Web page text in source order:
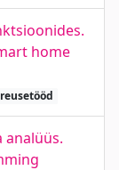
home
analüüs.